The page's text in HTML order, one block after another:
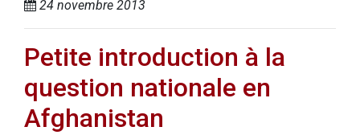
24 novembre 2013
Petite introduction à la
question nationale en
Afghanistan